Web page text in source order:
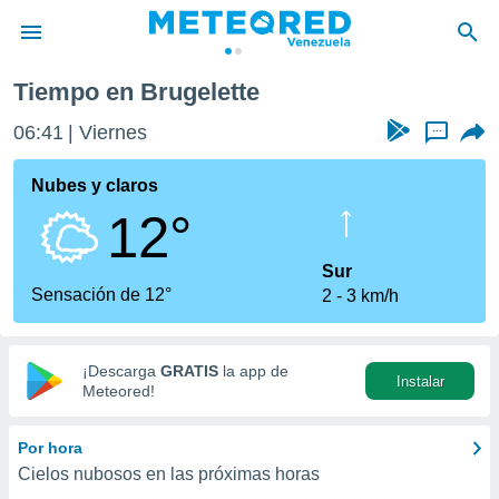
de
ha
calidad.
a este
las
y
digital
basada
Tiempo en Brugelette
06:41 Viernes ...
Nubes y claros
12°
Sensación de 12°
Sur
2
3 km/h
¡Descarga GRATIS la app de
Meteored!
Instalar
Por hora
Cielos nubosos en las próximas horas